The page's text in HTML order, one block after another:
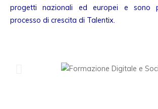
progetti nazionali ed europei e sono
processo di crescita di Talentix.